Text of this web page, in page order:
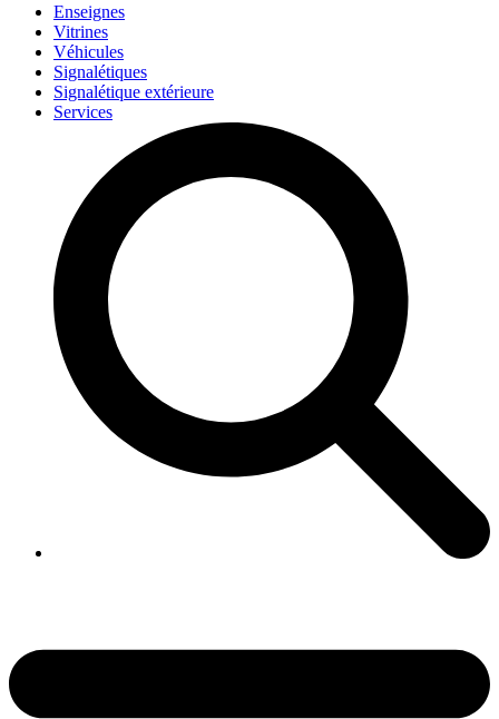
Enseignes
Vitrines
Véhicules
Signalétiques
Signalétique extérieure
Services